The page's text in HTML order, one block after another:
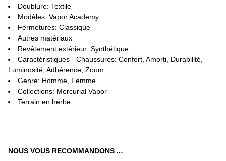
Doublure: Textile
Modèles: Vapor Academy
Fermetures: Classique
Autres matériaux
Revêtement extérieur: Synthétique
Caractéristiques - Chaussures: Confort, Amorti, Durabilité,
Luminosité, Adhérence, Zoom
Genre: Homme, Femme
Collections: Mercurial Vapor
Terrain en herbe
NOUS VOUS RECOMMANDONS AUSSI: